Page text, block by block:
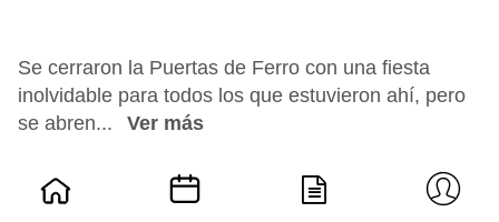
Se cerraron la Puertas de Ferro con una fiesta
inolvidable para todos los que estuvieron ahí, pero
se abren...
Ver más